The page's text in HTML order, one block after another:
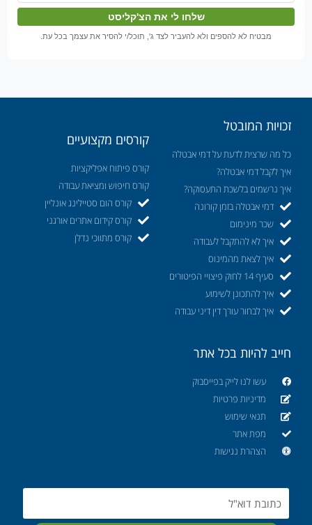
מבטיח לא להספים ולא להעביר לצד ג', תוכל/י להסיר את עצמך בכל עת.
זכויות המובטל
כל מה שרצית לדעת על דמי אבטלה
איך לקבל דמי אבטלה?
איך נרשמים בלשכת התעסוקה?
דמי אבטלה בזמן קורונה
שכר מינימום
איך לא להתקבל לעבודה
איך לצאת מהמינוס
סעיף 14 לחוק פיצויי הפיטורים
איך להתכונן לשימוע
איך לבחור עורך דין דיני עבודה
קורסים מקצועיים
קורס פיתוח אפליקציות
קורס חיפוש ומציאת עבודה
קורס הום סטיילינג אונליין
קורס קידום אתרים אורגני
קורס מתווכי נדלן
חייב להיות בכל אתר
עשו לנו לייק בפייסבוק
מדיניות פרטיות
תנאי שימוש
מפת אתר
הצהרת נגישות
Email